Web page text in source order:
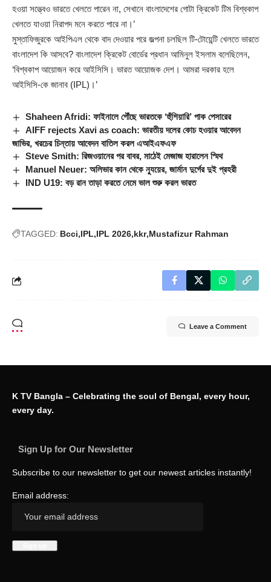
হওয়া সত্ত্বেও ভারতে খেলতে পারেন না, সেখানে বাংলাদেশের গোটা ক্রিকেট টিম বিশ্বকাপ
খেলতে যাওয়া নিরাপদ মনে করতে পারে না।’
মুস্তাফিজুরকে আইপিএল থেকে বাদ দেওয়ার পরে জল্পনা চলছিল টি-টোয়েন্টি খেলতে ভারতে
বাংলাদেশ কি আসবে? বাংলাদেশ ক্রিকেট বোর্ডের প্রধান আমিনুল ইসলাম বলেছিলেন,
‘বিশ্বকাপ আয়োজন করে আইসিসি। ভারত আয়োজক দেশ। আমরা দরকার হলে
আইসিসি-কে জানাব (IPL)।’
Shaheen Afridi: ফাইনালে পৌঁছে ভারতকে ‘হুঁশিয়ারি’ পাক পেসারের
AIFF rejects Xavi as coach: ভারতীয় দলের কোচ হওয়ার আবেদন
জাভির, খরচের চিন্তায় আবেদন বাতিল করল এআইএফএফ
Steve Smith: রিজওয়ানের পর বাবর, মাঠেই মেজাজ হারালেন স্মিথ
Manuel Neuer: অলিভার কান থেকে ন্যুয়ের, জার্মান দুর্গের দুই প্রহরী
IND U19: বড় রান তাড়া করতে নেমে ভাল শুরু করল ভারত
TAGGED: Bcci IPL IPL 2026 kkr Mustafizur Rahman
Leave a Comment
K TV Bangla – Celebrating the soul of Bengal, every hour,
every day.
Sign Up for Our Newsletter
Subscribe to our newsletter to get our newest articles instantly!
Email address: